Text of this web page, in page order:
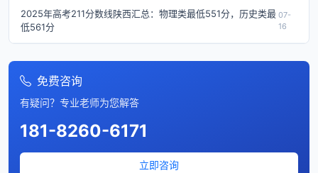
2025年高考211分数线陕西汇总：物理类最低551分，历史类最
低561分
07-
16
免费咨询
有疑问？专业老师为您解答
181-8260-6171
立即咨询